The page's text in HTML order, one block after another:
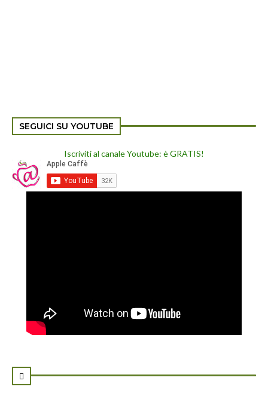
SEGUICI SU YOUTUBE
Iscriviti al canale Youtube: è GRATIS!
